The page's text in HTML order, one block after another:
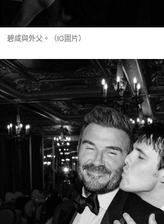
碧咸與外父。（IG圖片）